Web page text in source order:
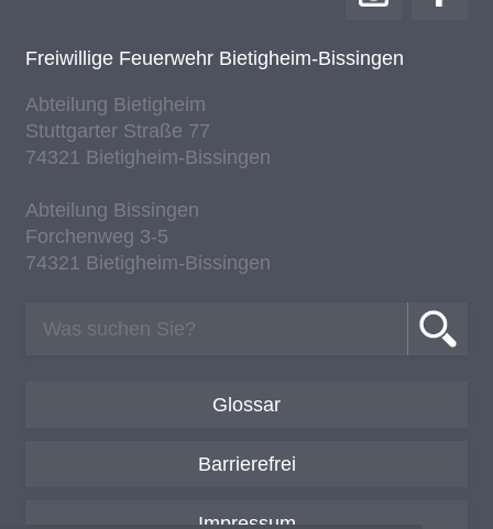
Frei­wil­li­ge Feu­er­wehr Bie­tig­heim-Bis­sin­gen
Ab­tei­lung Bie­tig­heim
Stutt­gar­ter Stra­ße 77
74321 Bie­tig­heim-Bis­sin­gen
Ab­tei­lung Bis­sin­gen
For­chen­weg 3-5
74321 Bie­tig­heim-Bis­sin­gen
Glossar
Barrierefrei
Impressum